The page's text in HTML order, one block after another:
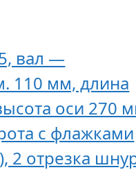
вал —
110 мм, длина
оси 270
с флажками
2 отрезка